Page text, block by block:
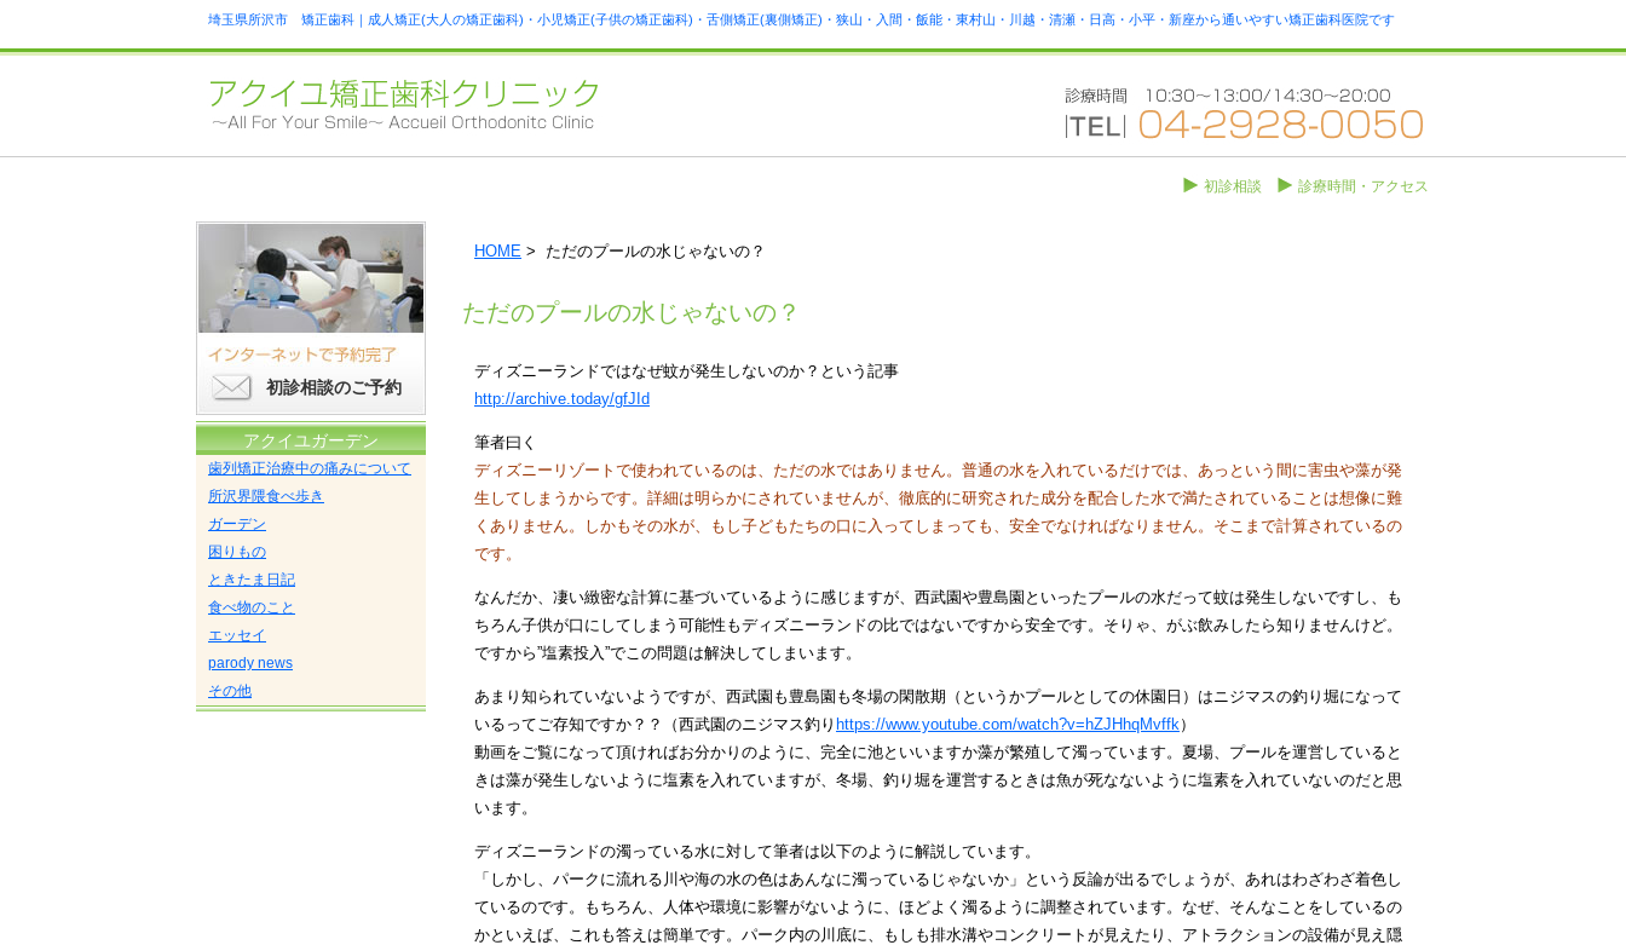
埼玉県所沢市 矯正歯科｜成人矯正(大人の矯正歯科)・小児矯正(子供の矯正歯科)・舌側矯正(裏側矯正)・狭山・入間・飯能・東村山・川越・清瀬・日高・小平・新座から通いやすい矯正歯科医院です
診療時間・アクセス
初診相談
HOME > ただのプールの水じゃないの？
ただのプールの水じゃないの？
ディズニーランドではなぜ蚊が発生しないのか？という記事
http://archive.today/gfJId
筆者曰く
ディズニーリゾートで使われているのは、ただの水ではありません。普通の水を入れているだけでは、あっという間に害虫や藻が発
生してしまうからです。詳細は明らかにされていませんが、徹底的に研究された成分を配合した水で満たされていることは想像に難
くありません。しかもその水が、もし子どもたちの口に入ってしまっても、安全でなければなりません。そこまで計算されているの
です。
なんだか、凄い緻密な計算に基づいているように感じますが、西武園や豊島園といったプールの水だって蚊は発生しないですし、も
ちろん子供が口にしてしまう可能性もディズニーランドの比ではないですから安全です。そりゃ、がぶ飲みしたら知りませんけど。
ですから”塩素投入”でこの問題は解決してしまいます。
あまり知られていないようですが、西武園も豊島園も冬場の閑散期（というかプールとしての休園日）はニジマスの釣り堀になって
いるってご存知ですか？？（西武園のニジマス釣り https://www.youtube.com/watch?v=hZJHhqMvffk）
動画をご覧になって頂ければお分かりのように、完全に池といいますか藻が繁殖して濁っています。夏場、プールを運営していると
きは藻が発生しないように塩素を入れていますが、冬場、釣り堀を運営するときは魚が死なないように塩素を入れていないのだと思
います。
ディズニーランドの濁っている水に対して筆者は以下のように解説しています。
「しかし、パークに流れる川や海の水の色はあんなに濁っているじゃないか」という反論が出るでしょうが、あれはわざわざ着色し
ているのです。もちろん、人体や環境に影響がないように、ほどよく濁るように調整されています。 なぜ、そんなことをしているの
かといえば、これも答えは簡単です。パーク内の川底に、もしも排水溝やコンクリートが見えたり、アトラクションの設備が見え隠
初診相談のご予約
アクイユガーデン
歯列矯正治療中の痛みについて
所沢界隈食べ歩き
ガーデン
困りもの
ときたま日記
食べ物のこと
エッセイ
parody news
その他